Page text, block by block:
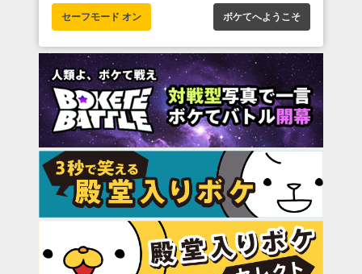
セーフモード オン ボケてへようこそ